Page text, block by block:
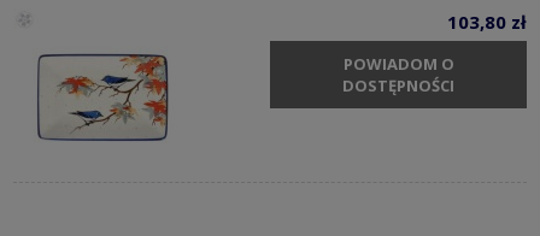
103,80 zł
POWIADOM O
DOSTĘPNOŚCI